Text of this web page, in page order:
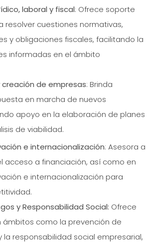
laboral y fiscal: Ofrece soporte
resolver cuestiones normativas,
y obligaciones fiscales, facilitando la
informadas en el ámbito
de empresas: Brinda
en marcha de nuevos
apoyo en la elaboración de planes
de viabilidad.
e internacionalización: Asesora a
acceso a financiación, así como en
e internacionalización para
y Responsabilidad Social: Ofrece
como la prevención de
la responsabilidad social empresarial,